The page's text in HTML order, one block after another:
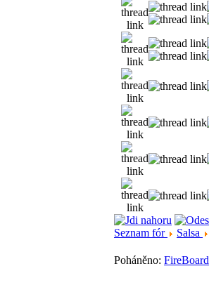
Seznam fór Salsa
Poháněno: FireBoard